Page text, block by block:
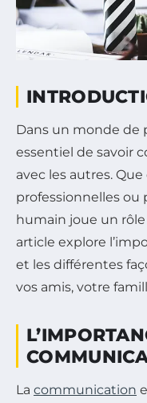
Dans un monde de
essentiel de savoir
avec les autres.
professionnelles ou
humain joue un rôle
article explore
et les différentes
vos amis, votre
La communication